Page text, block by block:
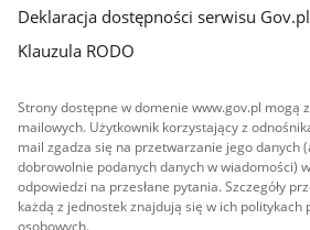
Deklaracja dostępności serwisu Gov.pl
Klauzula RODO
Strony dostępne w domenie www.gov.pl mogą
mailowych. Użytkownik korzystający z
mail zgadza się na przetwarzanie jego danych
dobrowolnie podanych danych w wiadomości)
odpowiedzi na przesłane pytania. Szczegóły
każdą z jednostek znajdują się w ich